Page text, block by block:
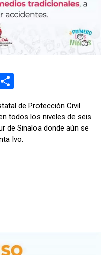
E
o
m
p
ar
de Protección Civil
todos los niveles de seis
de Sinaloa donde aún se
Ivo.